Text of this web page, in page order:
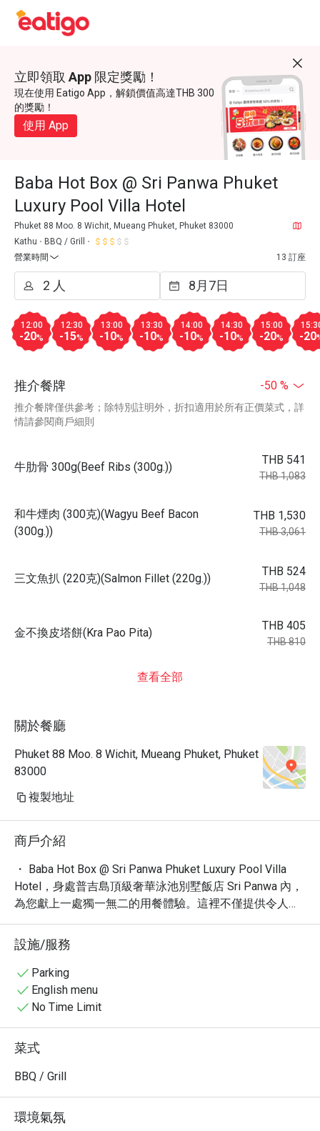
立即領取 App 限定獎勵！
現在使用 Eatigo App，解鎖價值高達THB 300
的獎勵！
使用 App
Baba Hot Box @ Sri Panwa Phuket
Luxury Pool Villa Hotel
Phuket 88 Moo. 8 Wichit, Mueang Phuket, Phuket 83000
Kathu
BBQ / Grill
營業時間
13 訂座
12:00
-20%
12:30
-15%
13:00
-10%
13:30
-10%
14:00
-10%
14:30
-10%
15:00
-20% -20
推介餐牌 -50 %
推介餐牌僅供參考；除特別註明外，折扣適用於所有正價菜式，詳
情請參閱商戶細則
牛肋骨 300g(Beef Ribs (300g.))
THB 541
THB 1,083
和牛煙肉 (300克)(Wagyu Beef Bacon
(300g.))
THB 1,530
THB 3,061
三文魚扒 (220克)(Salmon Fillet (220g.))
THB 524
THB 1,048
金不換皮塔餅(Kra Pao Pita)
THB 405
THB 810
查看全部
關於餐廳
Phuket 88 Moo. 8 Wichit, Mueang Phuket, Phuket
83000
複製地址
商戶介紹
・ Baba Hot Box @ Sri Panwa Phuket Luxury Pool Villa
Hotel，身處普吉島頂級奢華泳池別墅飯店 Sri Panwa 內，
為您獻上一處獨一無二的用餐體驗。這裡不僅提供令人驚
嘆的壯麗景色，更瀰漫著濃厚的度假氛圍。網友一致好
評，認為這裡擁有「渡假村」、「夕陽」、「美」等絕佳
體驗，是放鬆身心的理想之地。
・ 坐擁一望無際的蔚藍海景，Baba Hot Box 讓你沉浸在五
星級的奢華享受中。您可以在此品嚐精緻的國際美食，或
是在私人海灘旁悠閒地享受美好時光。無論是品味一場視
這裡都將是您難忘的旅程。
・ 透過 Eatigo 預訂 Baba Hot Box，您可以享有最高 5 折
的獨家優惠，以超值的價格體驗這場極致的味蕾盛宴。立
彩！
設施/服務
Parking
English menu
No Time Limit
菜式
BBQ / Grill
環境氣氛